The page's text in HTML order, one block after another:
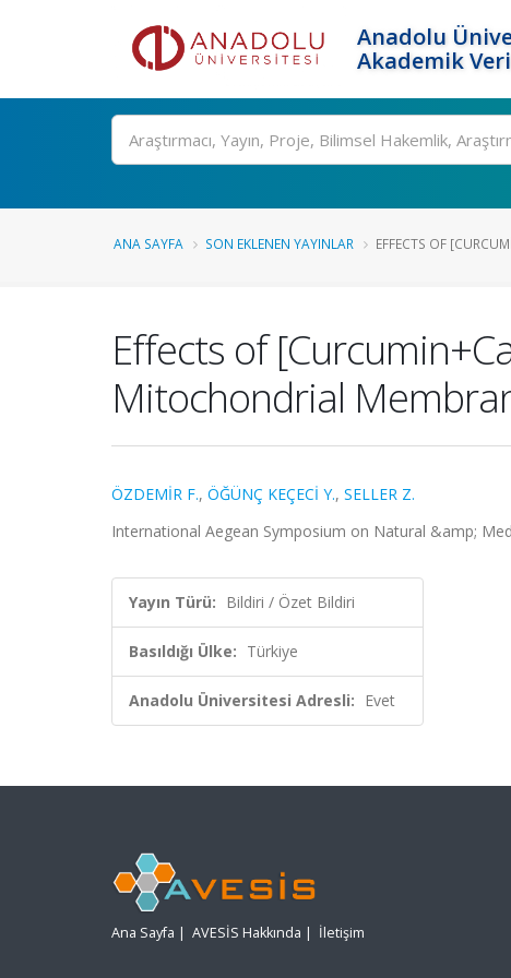
Anadolu
Akademik
Ara
ANA SAYFA SON EKLENEN YAYINLAR EFFECTS OF
Effects of
Mitochondrial
ÖZDEMİR F., ÖĞÜNÇ KEÇECİ Y., SELLER Z.
International Aegean Symposium on Natural &amp;
Yayın Türü: Bildiri / Özet Bildiri
Basıldığı Ülke: Türkiye
Anadolu Üniversitesi Adresli: Evet
Ana Sayfa | AVESİS Hakkında | İletişim